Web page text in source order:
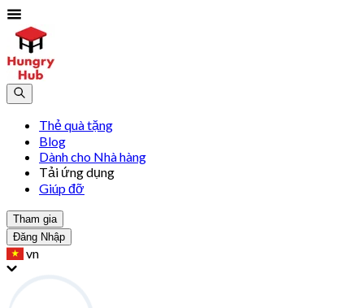
Thẻ quà tặng
Blog
Dành cho Nhà hàng
Tải ứng dụng
Giúp đỡ
Tham gia
Đăng Nhập
vn